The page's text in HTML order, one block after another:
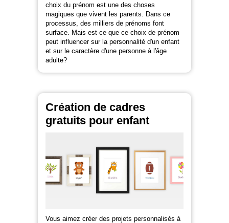
choix du prénom est une des choses
magiques que vivent les parents. Dans ce
processus, des milliers de prénoms font
surface. Mais est-ce que ce choix de prénom
peut influencer sur la personnalité d'un enfant
et sur le caractère d'une personne à l'âge
adulte?
Création de cadres
gratuits pour enfant
Vous aimez créer des projets personnalisés à